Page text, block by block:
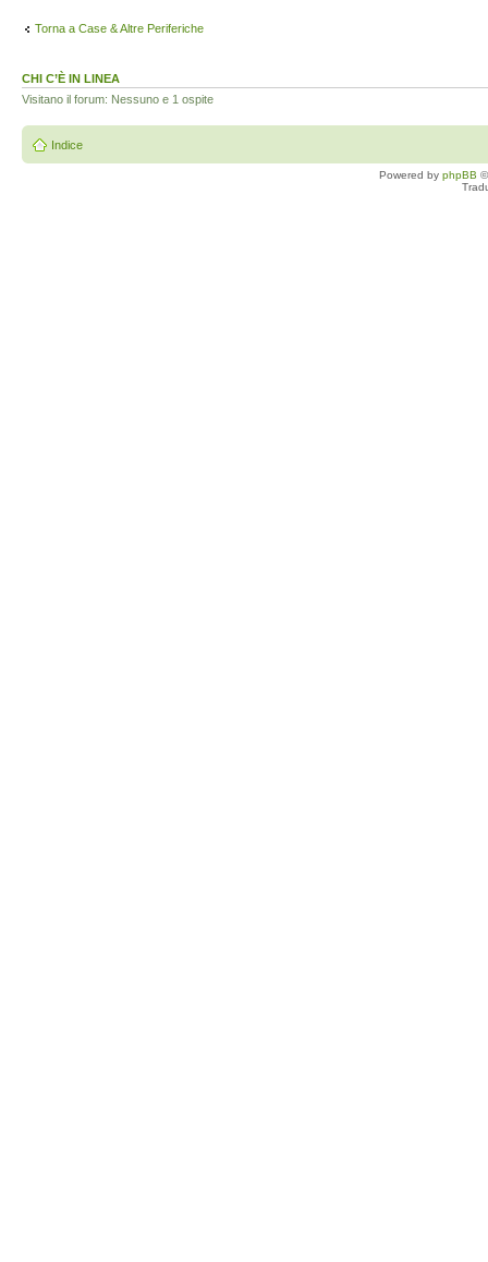
Torna a Case & Altre Periferiche
CHI C’È IN LINEA
Visitano il forum: Nessuno e 1 ospite
Indice
Powered by phpBB